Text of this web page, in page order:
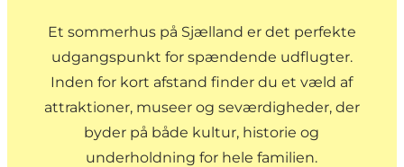
Et sommerhus på Sjælland er det perfekte
udgangspunkt for spændende udflugter.
Inden for kort afstand finder du et væld af
attraktioner, museer og seværdigheder, der
byder på både kultur, historie og
underholdning for hele familien.